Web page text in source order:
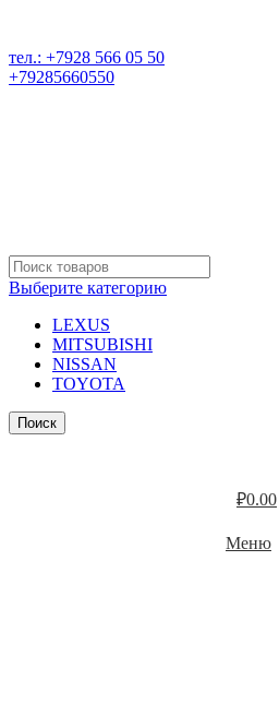
тел.: +7928 566 05 50
+79285660550
Выберите категорию
LEXUS
MITSUBISHI
NISSAN
TOYOTA
Поиск
₽0.00
Меню